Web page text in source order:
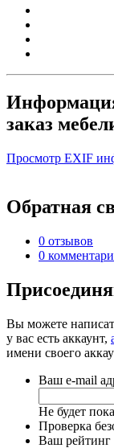
заказ
Просмотр EXIF
Обратная
0 отзывов
0
Вы можете
у вас есть аккаунт,
имени своего
Ваш e-mail
Не будет
Проверка
Ваш рейтинг